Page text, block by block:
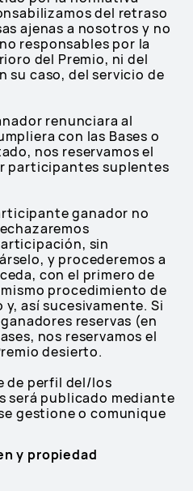
del retraso
ajenas a nosotros y no
responsables por la
del Premio, ni del
su caso, del servicio de
renunciara al
con las Bases o
nos reservamos el
participantes suplentes
ganador no
sin
y procederemos a
con el primero de
procedimiento de
así sucesivamente. Si
reservas (en
nos reservamos el
desierto.
de perfil del/los
será publicado mediante
gestione o comunique
y propiedad